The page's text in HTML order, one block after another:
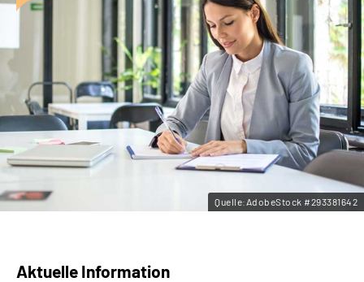
Leichte Sprache
Gebärdensprache
Quelle:AdobeStock #293381642
Aktuelle Information